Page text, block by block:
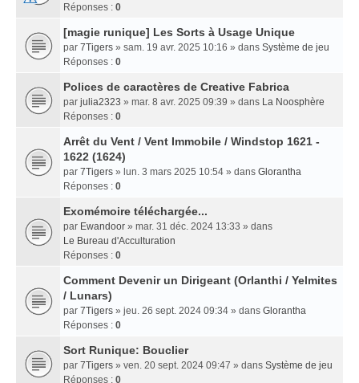
Réponses : 0
[magie runique] Les Sorts à Usage Unique
par 7Tigers » sam. 19 avr. 2025 10:16 » dans Système de jeu
Réponses : 0
Polices de caractères de Creative Fabrica
par julia2323 » mar. 8 avr. 2025 09:39 » dans La Noosphère
Réponses : 0
Arrêt du Vent / Vent Immobile / Windstop 1621 -
1622 (1624)
par 7Tigers » lun. 3 mars 2025 10:54 » dans Glorantha
Réponses : 0
Exomémoire téléchargée...
par Ewandoor » mar. 31 déc. 2024 13:33 » dans
Le Bureau d'Acculturation
Réponses : 0
Comment Devenir un Dirigeant (Orlanthi / Yelmites
/ Lunars)
par 7Tigers » jeu. 26 sept. 2024 09:34 » dans Glorantha
Réponses : 0
Sort Runique: Bouclier
par 7Tigers » ven. 20 sept. 2024 09:47 » dans Système de jeu
Réponses : 0